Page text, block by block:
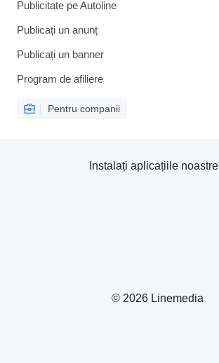
Publicitate pe Autoline
Publicați un anunț
Publicați un banner
Program de afiliere
Pentru companii
© 2026 Linemedia
Instalați aplicațiile noastre